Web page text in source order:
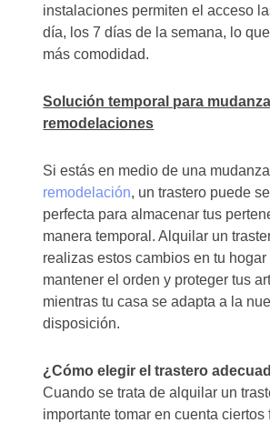
instalaciones permiten el acceso
día, los 7 días de la semana, lo
más comodidad.
Solución temporal para
remodelaciones
Si estás en medio de una
remodelación, un trastero puede
perfecta para almacenar tus
manera temporal. Alquilar un
realizas estos cambios en tu hogar
mantener el orden y proteger tus
mientras tu casa se adapta a la
disposición.
¿Cómo elegir el trastero
Cuando se trata de alquilar un
importante tomar en cuenta ciertos